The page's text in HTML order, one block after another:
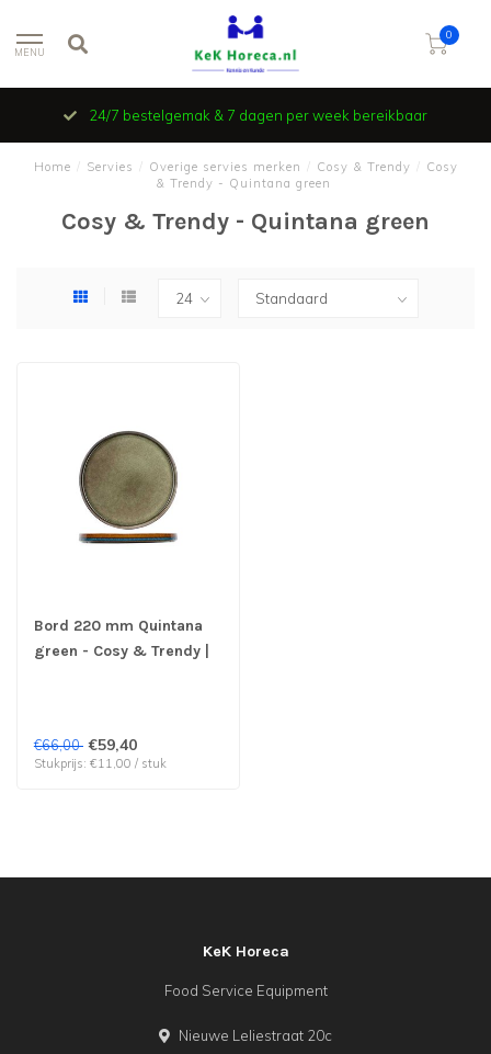
MENU
0
24/7 bestelgemak & 7 dagen per week bereikbaar
Home Servies Overige servies merken Cosy & Trendy
Cosy
& Trendy - Quintana green
Cosy & Trendy - Quintana green
Bord 220 mm Quintana
green - Cosy & Trendy |
€66,00 €59,40
Stukprijs: €11,00 / stuk
KeK Horeca
Food Service Equipment
Nieuwe Leliestraat 20c